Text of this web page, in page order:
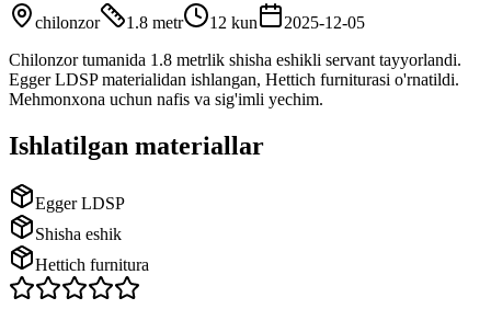
chilonzor 1.8 metr 12 kun
2025-12-05
Chilonzor tumanida 1.8 metrlik shisha eshikli servant tayyorlandi.
Egger LDSP materialidan ishlangan, Hettich furniturasi o'rnatildi.
Mehmonxona uchun nafis va sig'imli yechim.
Ishlatilgan materiallar
Egger LDSP
Shisha eshik
Hettich furnitura